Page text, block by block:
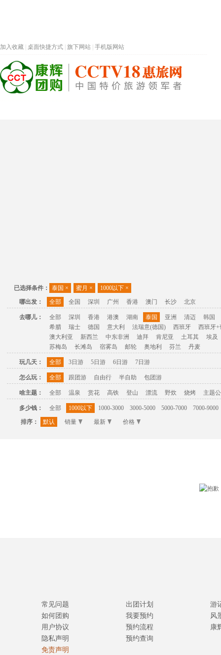
加入收藏 桌面快捷方式 旗下网站 手机版网站
已选择条件： 泰国 × 蜜月 × 1000以下 ×
哪出发：
全部 全国 深圳 广州 香港 澳门 长沙 北京
去哪儿： 全部 深圳 香港 港澳 湖南 泰国 亚洲 清迈
韩国
希腊
瑞士 德国 意大利 法瑞意(德国) 西班牙
西班牙+
澳大利亚
新西兰 中东非洲 迪拜 肯尼亚 土耳其
埃及
苏梅岛
长滩岛 宿雾岛 邮轮 奥地利 芬兰 丹麦
玩几天： 全部 3日游 5日游 6日游 7日游
怎么玩： 全部 跟团游 自由行 半自助 包团游
啥主题： 全部 温泉 赏花 高铁 登山 漂流 野炊 烧烤 主题
多少钱： 全部 1000以下 1000-3000 3000-5000 5000-7000
7000-9000
排序：
默认 销量 最新 价格
常见问题
如何团购
用户协议
隐私声明
免责声明
出团计划
我要预约
预约流程
预约查询
游
风
康